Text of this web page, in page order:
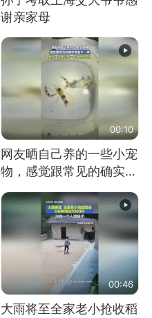
谢亲家母
00:10
网友晒自己养的一些小宠
物，感觉跟常见的确实有
些不一样
00:46
大雨将至全家老小抢收稻